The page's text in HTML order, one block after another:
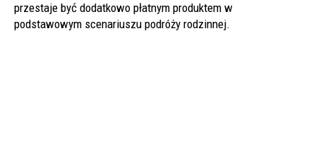
przestaje być dodatkowo płatnym produktem w
podstawowym scenariuszu podróży rodzinnej.